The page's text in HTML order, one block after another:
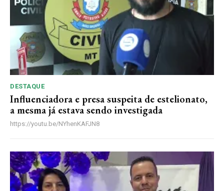
ANUAL MENSAL
DESTAQUE
Influenciadora e presa suspeita de estelionato,
a mesma já estava sendo investigada
https://youtu.be/NYhenKAFJN8